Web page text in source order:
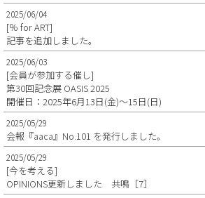
2025/06/04
[％ for ART]
記事を追加しました。
2025/06/03
[会員が参加する催し]
第30回記念展 OASIS 2025
開催日：2025年6月13日(金)～15日(日)
2025/05/29
会報『aaca』No.101 を発行しました。
2025/05/29
[今を考える]
OPINIONS更新しました 共鳴［7］